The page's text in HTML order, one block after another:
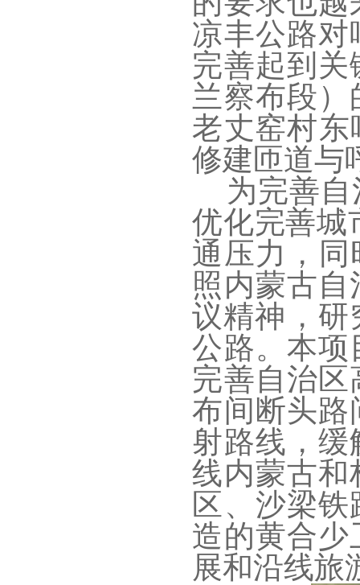
凉丰公路对
完善起到
兰察布段
老丈窑村
修建匝道与
为完善
优化完善城
通压力，同
照内蒙古
议精神，研
公路。本项
完善自治
布间断头路
射路线，
线内蒙古和
区、沙梁
造的黄合少
展和沿线旅